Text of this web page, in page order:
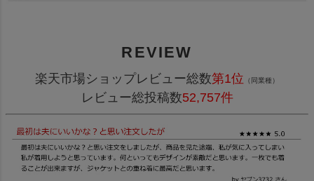
REVIEW
楽天市場ショップレビュー総数第1位 （同業種）
レビュー総投稿数52,757件